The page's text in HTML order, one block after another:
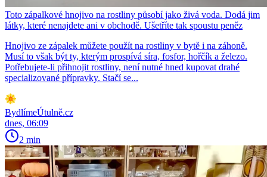
Toto zápalkové hnojivo na rostliny působí jako živá voda. Dodá jim
látky, které nenajdete ani v obchodě. Ušetříte tak spoustu peněz
Hnojivo ze zápalek můžete použít na rostliny v bytě i na záhoně.
Musí to však být ty, kterým prospívá síra, fosfor, hořčík a železo.
Potřebujete-li přihnojit rostliny, není nutné hned kupovat drahé
specializované přípravky. Stačí se...
BydlímeÚtulně.cz
dnes, 06:09
2 min